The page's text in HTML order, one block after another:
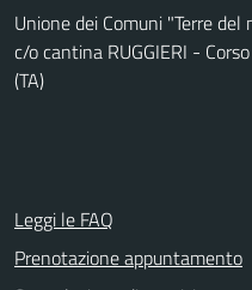
Unione dei Comuni "Terre del
c/o cantina RUGGIERI -
(TA)
Leggi le FAQ
Prenotazione appuntamento